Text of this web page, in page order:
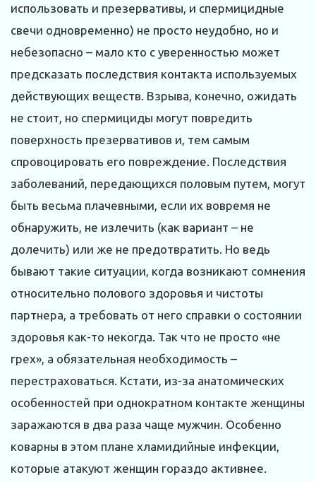
использовать и презервативы, и спермицидные
свечи одновременно) не просто неудобно, но и
небезопасно – мало кто с уверенностью может
предсказать последствия контакта используемых
действующих веществ. Взрыва, конечно, ожидать
не стоит, но спермициды могут повредить
поверхность презервативов и, тем самым
спровоцировать его повреждение. Последствия
заболеваний, передающихся половым путем, могут
быть весьма плачевными, если их вовремя не
обнаружить, не излечить (как вариант – не
долечить) или же не предотвратить. Но ведь
бывают такие ситуации, когда возникают сомнения
относительно полового здоровья и чистоты
партнера, а требовать от него справки о состоянии
здоровья как-то некогда. Так что не просто «не
грех», а обязательная необходимость –
перестраховаться. Кстати, из-за анатомических
особенностей при однократном контакте женщины
заражаются в два раза чаще мужчин. Особенно
коварны в этом плане хламидийные инфекции,
которые атакуют женщин гораздо активнее.